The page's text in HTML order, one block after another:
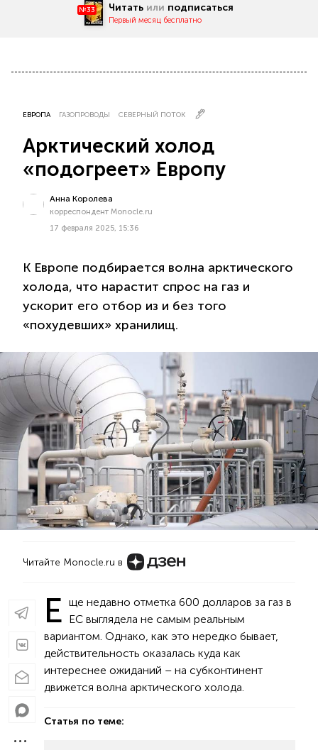
№33 Читать или подписаться
Первый месяц бесплатно
ЕВРОПА ГАЗОПРОВОДЫ СЕВЕРНЫЙ ПОТОК
Арктический холод
«подогреет» Европу
Анна Королева
корреспондент Monocle.ru
17 февраля 2025, 15:36
К Европе подбирается волна арктического
холода, что нарастит спрос на газ и
ускорит его отбор из и без того
«похудевших» хранилищ.
Читайте Monocle.ru в
Е ще недавно отметка 600 долларов за газ в
ЕС выглядела не самым реальным
вариантом. Однако, как это нередко бывает,
действительность оказалась куда как
интереснее ожиданий – на субконтинент
движется волна арктического холода.
Статья по теме: